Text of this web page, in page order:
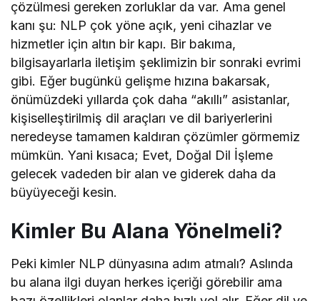
çözülmesi gereken zorluklar da var. Ama genel
kanı şu: NLP çok yöne açık, yeni cihazlar ve
hizmetler için altın bir kapı. Bir bakıma,
bilgisayarlarla iletişim şeklimizin bir sonraki evrimi
gibi. Eğer bugünkü gelişme hızına bakarsak,
önümüzdeki yıllarda çok daha “akıllı” asistanlar,
kişiselleştirilmiş dil araçları ve dil bariyerlerini
neredeyse tamamen kaldıran çözümler görmemiz
mümkün. Yani kısaca; Evet, Doğal Dil İşleme
gelecek vadeden bir alan ve giderek daha da
büyüyeceği kesin.
Kimler Bu Alana Yönelmeli?
Peki kimler NLP dünyasına adım atmalı? Aslında
bu alana ilgi duyan herkes içeriği görebilir ama